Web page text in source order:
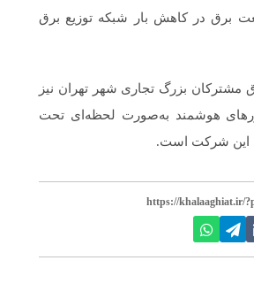
برق در کاهش بار شبکه توزیع برق
بزرگ تجاری شهر تهران نیز
هوشمند به‌صورت لحظه‌ای تحت
این شرکت است.
https://khalaaghiat.ir/